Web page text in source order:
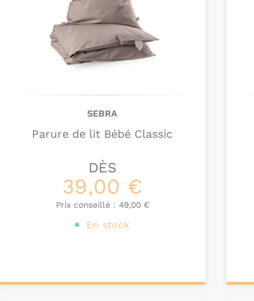
SEBRA
Parure de lit Bébé Classic
DÈS
39,00 €
Prix conseillé : 49,00 €
En stock